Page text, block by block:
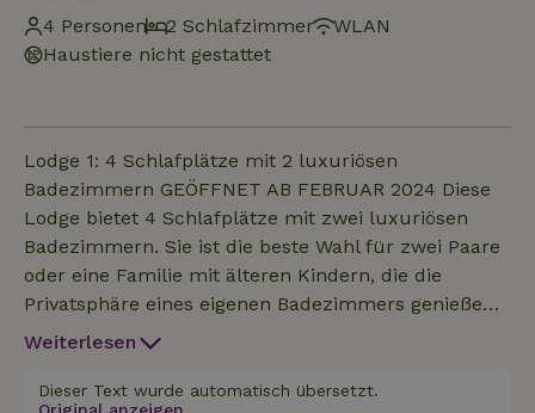
4 Personen
2 Schlafzimmer
WLAN
Haustiere nicht gestattet
Lodge 1: 4 Schlafplätze mit 2 luxuriösen
Badezimmern GEÖFFNET AB FEBRUAR 2024 Diese
Lodge bietet 4 Schlafplätze mit zwei luxuriösen
Badezimmern. Sie ist die beste Wahl für zwei Paare
oder eine Familie mit älteren Kindern, die die
Privatsphäre eines eigenen Badezimmers genießen
wollen. Die Lodge ist komplett möbliert und voll
Küche, ein Hauptschlafzimmer mit einem Kingsize-
Weiterlesen
Dieser Text wurde automatisch übersetzt.